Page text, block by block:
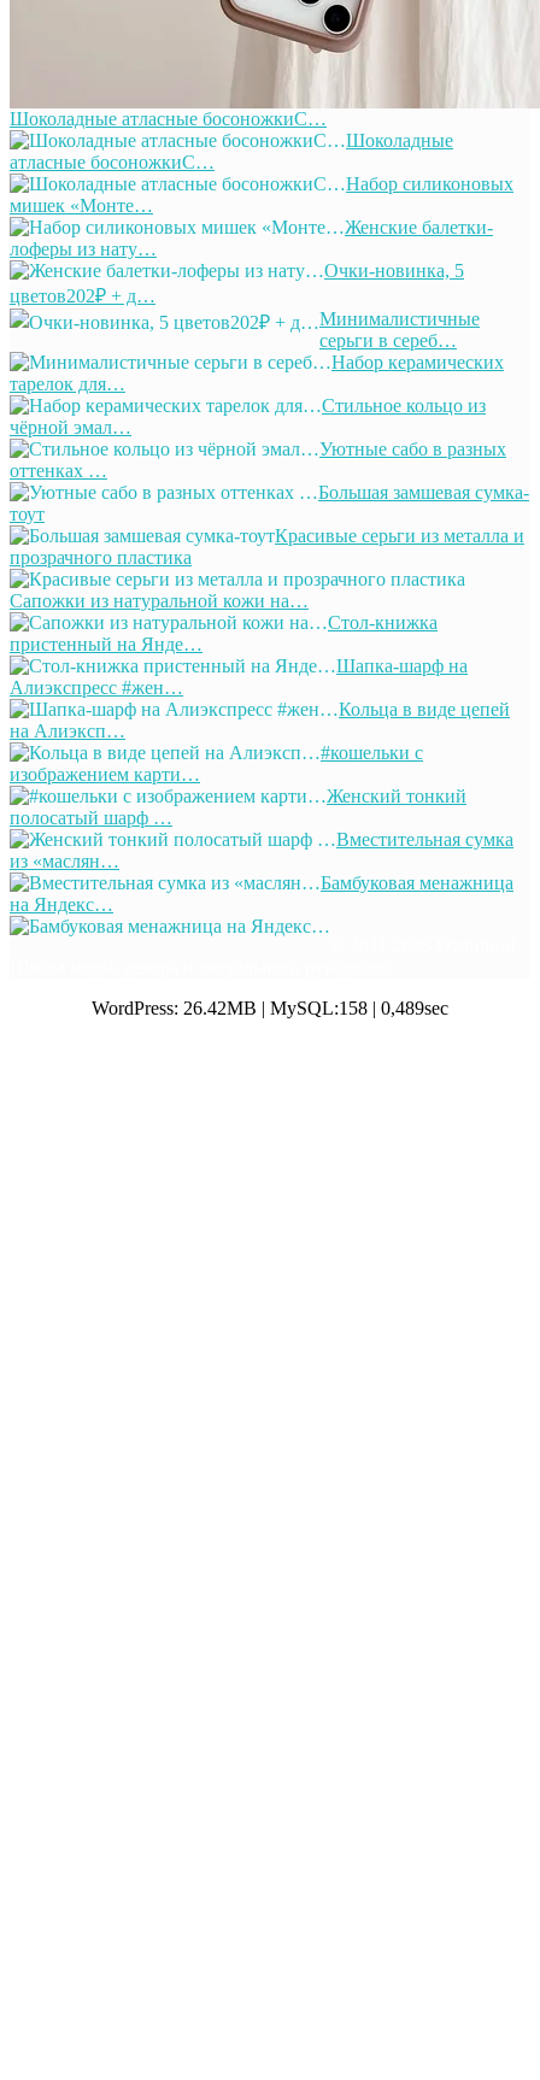
Шоколадные атласные босоножкиС…
Шоколадные
атласные босоножкиС…
Набор силиконовых
мишек «Монте…
Женские балетки-
лоферы из нату…
Очки-новинка, 5
цветов202₽ + д…
Минималистичные
серьги в сереб…
Набор керамических
тарелок для…
Стильное кольцо из
чёрной эмал…
Уютные сабо в разных
оттенках …
Большая замшевая сумка-
тоут
Красивые серьги из металла и
прозрачного пластика
Сапожки из натуральной кожи на…
Стол-книжка
пристенный на Янде…
Шапка-шарф на
Алиэкспресс #жен…
Кольца в виде цепей
на Алиэксп…
#кошельки с
изображением карти…
Женский тонкий
полосатый шарф …
Вместительная сумка
из «маслян…
Бамбуковая менажница
на Яндекс…
WordPress: 26.42MB | MySQL:158 | 0,489sec